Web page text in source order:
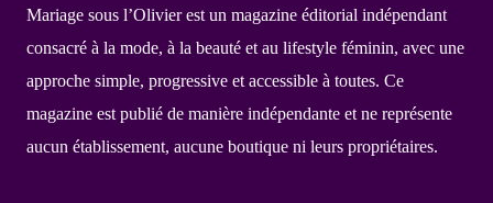
Mariage sous l’Olivier est un magazine éditorial indépendant
consacré à la mode, à la beauté et au lifestyle féminin, avec une
approche simple, progressive et accessible à toutes. Ce
magazine est publié de manière indépendante et ne représente
aucun établissement, aucune boutique ni leurs propriétaires.